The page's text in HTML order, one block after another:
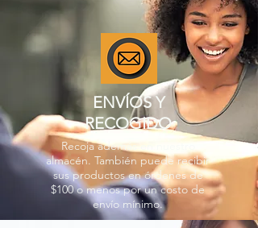
ENVÍOS Y
RECOGIDO
Recoja además en nuestro
almacén. También puede recibir
sus productos en órdenes de
$100 o menos por un costo de
envío mínimo.